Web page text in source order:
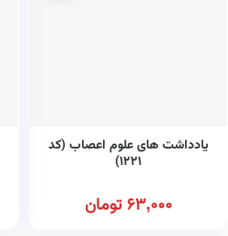
یادداشت های علوم اعصاب (کد
۱۲۲۱)
63,000 تومان